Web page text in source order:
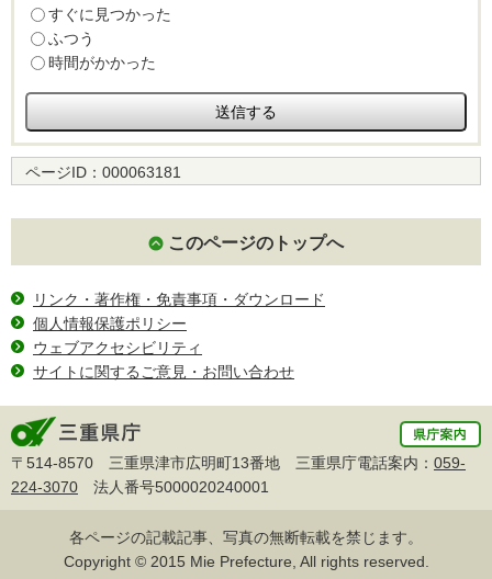
すぐに見つかった
ふつう
時間がかかった
ページID： 000063181
このページのトップへ
リンク・著作権・免責事項・ダウンロード
個人情報保護ポリシー
ウェブアクセシビリティ
サイトに関するご意見・お問い合わせ
〒514-8570 三重県津市広明町13番地 三重県庁電話案内： 059-
224-3070 法人番号5000020240001
各ページの記載記事、写真の無断転載を禁じます。
Copyright © 2015 Mie Prefecture, All rights reserved.